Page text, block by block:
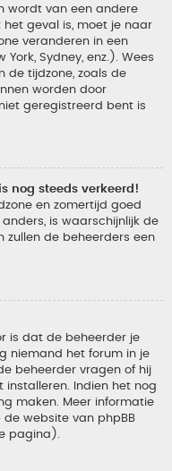
wordt van een andere
geval is, moet je naar
veranderen in een
Sydney, enz.). Wees
de tijdzone, zoals de
worden door
geregistreerd bent is
nog steeds verkeerd!
en zomertijd goed
is waarschijnlijk de
zullen de beheerders een
is dat de beheerder je
niemand het forum in je
beheerder vragen of hij
Indien het nog
maken. Meer informatie
website van phpBB
pagina).